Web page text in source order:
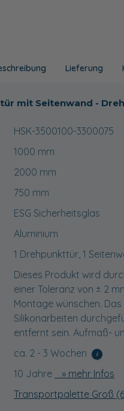
Lieferung
mit Seitenwand -
HSK-3500100-3300075
1000 mm
2000 mm
750 mm
ESG Sicherheitsglas
Aluminium
1 Drehpunkttür, 1
Dieses Produkt wird
einer Toleranz von ± 2
Montage wünschen.
Silikonarbeiten
entfernt sein. Aufmaß-
ca. 2 - 3 Wochen i
10 Jahre
» mehr Infos
Transportpalette Groß